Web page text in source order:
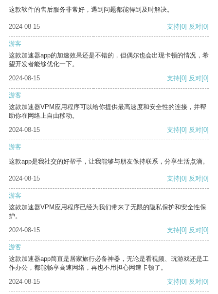
这款软件的售后服务非常好，遇到问题都能得到及时解决。
2024-08-15 支持[0] 反对[0]
游客
这款加速器app的加速效果还是不错的，但偶尔也会出现卡顿的情况，希
望开发者能够优化一下。
2024-08-15
支持[0] 反对[0]
游客
这款加速器VPM应用程序可以给你提供最高速度和安全性的连接，并帮
助你在网络上自由移动。
2024-08-15
支持[0] 反对[0]
游客
这款app是我社交的好帮手，让我能够与朋友保持联系，分享生活点滴。
2024-08-15 支持[0] 反对[0]
游客
这款加速器VPM应用程序已经为我们带来了无限的隐私保护和安全性保
护。
2024-08-15
支持[0] 反对[0]
游客
这款加速器app简直是居家旅行必备神器，无论是看视频、玩游戏还是工
作办公，都能畅享高速网络，再也不用担心网速卡顿了。
2024-08-15
支持[0] 反对[0]